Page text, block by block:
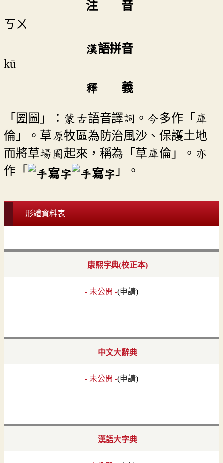
注 音
ㄎㄨ
漢語拼音
kū
釋 義
「圐圙」：蒙古語音譯詞。今多作「庫
倫」。草原牧區為防治風沙、保護土地
而將草場圈起來，稱為「草庫倫」。亦
作「
」。
形體資料表
康熙字典(校正本)
- 未公開 -(申請)
中文大辭典
- 未公開 -(申請)
漢語大字典